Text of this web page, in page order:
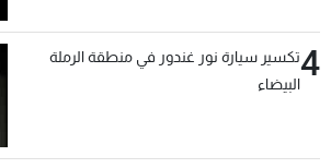
4تكسير سيارة نور غندور في منطقة الرملة
البيضاء